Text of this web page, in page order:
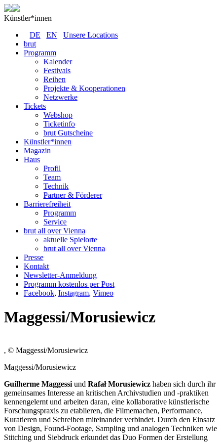
Künstler*innen
DE
EN
Unsere Locations
brut
Programm
Kalender
Festivals
Reihen
Projekte & Kooperationen
Netzwerke
Tickets
Webshop
Ticketinfo
brut Gutscheine
Künstler*innen
Magazin
Haus
Profil
Team
Technik
Partner & Förderer
Barrierefreiheit
Programm
Service
brut all over Vienna
aktuelle Spielorte
brut all over Vienna
Presse
Kontakt
Newsletter-Anmeldung
Programm kostenlos per Post
Facebook, Instagram, Vimeo
Maggessi/Morusiewicz
, © Maggessi/Morusiewicz
Maggessi/Morusiewicz
Guilherme Maggessi und Rafał Morusiewicz haben sich durch ihr
gemeinsames Interesse an kritischen Archivstudien und -praktiken
kennengelernt und arbeiten daran, eine kollaborative künstlerische
Forschungspraxis zu etablieren, die Filmemachen, Performance,
Kuratieren und Schreiben miteinander verbindet. Durch den Einsatz
von Design, Found-Footage, Sampling und analogen Techniken wie
Stitching und Siebdruck erkundet das Duo Formen der Erstellung